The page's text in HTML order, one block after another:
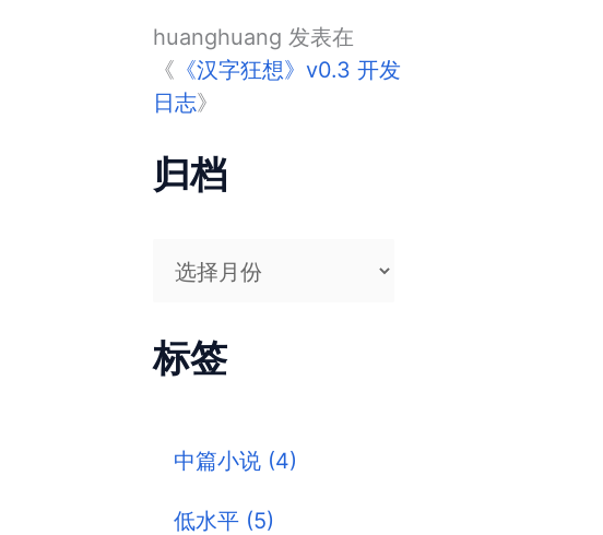
huanghuang 发表在
《 《汉字狂想》v0.3 开发
日志》
归档
标签
中篇小说(4)
低水平(5)